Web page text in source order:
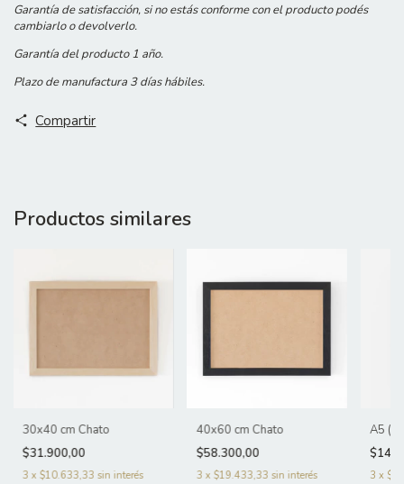
Garantía de satisfacción, si no estás conforme con el producto podés
cambiarlo o devolverlo.
Garantía del producto 1 año.
Plazo de manufactura 3 días hábiles.
Compartir
Productos similares
30x40 cm Chato
$31.900,00
3 x $10.633,33 sin interés
40x60 cm Chato
$58.300,00
3 x $19.433,33 sin interés
A5
3 x